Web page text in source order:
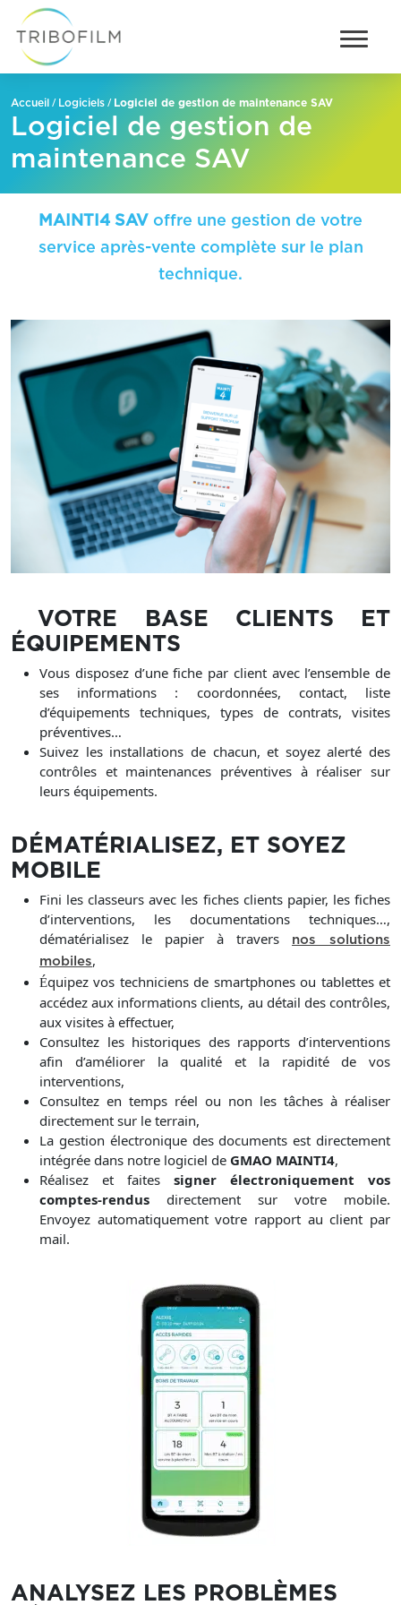
Accueil / Logiciels / Logiciel de gestion de maintenance SAV
Logiciel de gestion de
maintenance SAV
MAINTI4 SAV offre une gestion de votre
service après-vente complète sur le plan
technique.
VOTRE BASE CLIENTS ET
ÉQUIPEMENTS
Vous disposez d’une fiche par client avec l’ensemble de
ses informations : coordonnées, contact, liste
d’équipements techniques, types de contrats, visites
préventives…
Suivez les installations de chacun, et soyez alerté des
contrôles et maintenances préventives à réaliser sur
leurs équipements.
DÉMATÉRIALISEZ, ET SOYEZ
MOBILE
Fini les classeurs avec les fiches clients papier, les fiches
d’interventions, les documentations techniques…,
dématérialisez le papier à travers
nos solutions
mobiles,
Équipez vos techniciens de smartphones ou tablettes et
accédez aux informations clients, au détail des contrôles,
aux visites à effectuer,
Consultez les historiques des rapports d’interventions
afin d’améliorer la qualité et la rapidité de vos
interventions,
Consultez en temps réel ou non les tâches à réaliser
directement sur le terrain,
La gestion électronique des documents est directement
intégrée dans notre logiciel de GMAO MAINTI4,
Réalisez et faites signer électroniquement vos
comptes-rendus directement sur votre mobile.
Envoyez automatiquement votre rapport au client par
mail.
ANALYSEZ LES PROBLÈMES